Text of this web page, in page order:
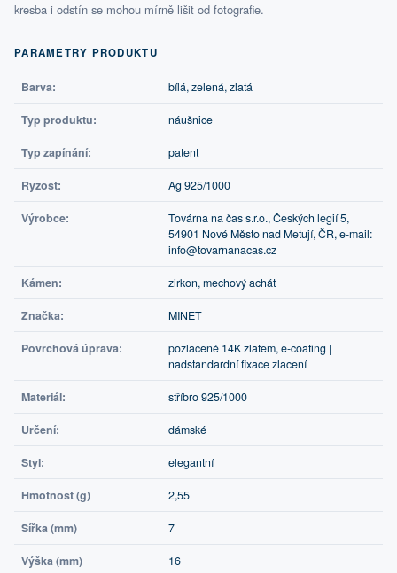
kresba i odstín se mohou mírně lišit od fotografie.
PARAMETRY PRODUKTU
Barva: bílá, zelená, zlatá
Typ produktu: náušnice
Typ zapínání: patent
Ryzost: Ag 925/1000
Výrobce:
Továrna na čas s.r.o., Českých legií 5,
54901 Nové Město nad Metují, ČR, e-mail:
info@tovarnanacas.cz
Kámen: zirkon, mechový achát
Značka: MINET
Povrchová úprava:
pozlacené 14K zlatem, e-coating |
nadstandardní fixace zlacení
Materiál: stříbro 925/1000
Určení: dámské
Styl: elegantní
Hmotnost (g) 2,55
Šířka (mm) 7
Výška (mm) 16